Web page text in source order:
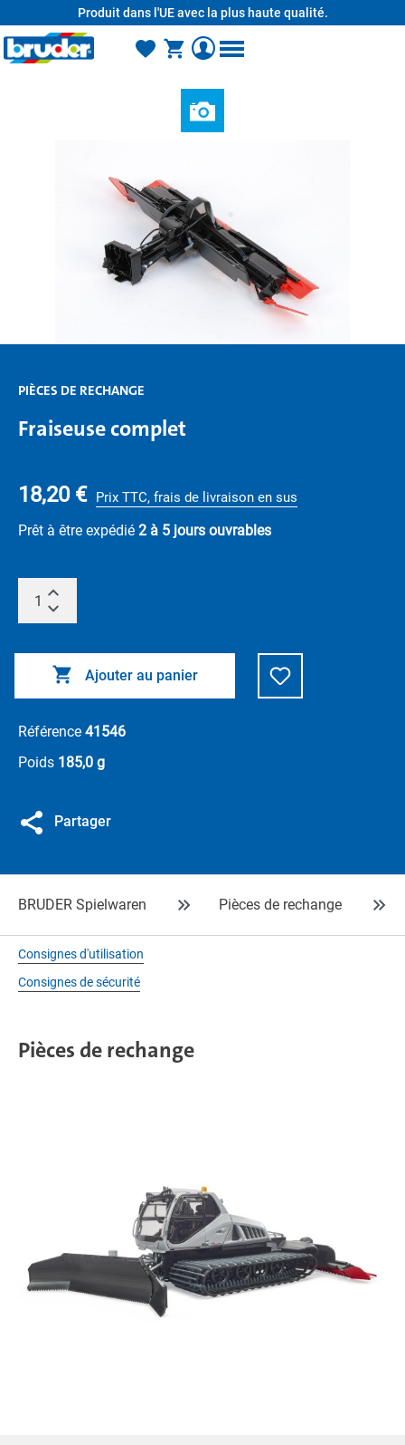
Produit dans l'UE avec la plus haute qualité.
PIÈCES DE RECHANGE
Fraiseuse complet
18,20 € Prix TTC, frais de livraison en sus
Prêt à être expédié 2 à 5 jours ouvrables
Ajouter au panier
Référence 41546
Poids 185,0 g
Partager
BRUDER Spielwaren Pièces de rechange
Consignes d'utilisation
Consignes de sécurité
Pièces de rechange